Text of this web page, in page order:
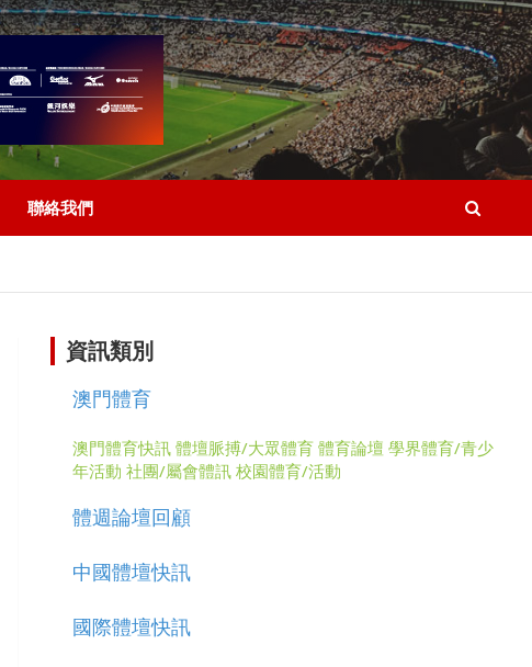
聯絡我們
資訊類別
澳門體育
澳門體育快訊 體壇脈搏/大眾體育 體育論壇 學界體育/青少
年活動 社團/屬會體訊 校園體育/活動
體週論壇回顧
中國體壇快訊
國際體壇快訊